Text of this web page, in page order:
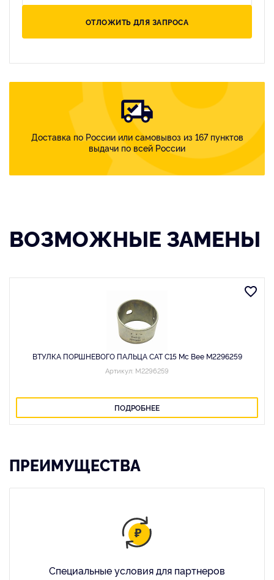
ОТЛОЖИТЬ ДЛЯ ЗАПРОСА
Доставка по России или самовывоз из 167 пунктов
выдачи по всей России
ВОЗМОЖНЫЕ ЗАМЕНЫ
ВТУЛКА ПОРШНЕВОГО ПАЛЬЦА CAT C15 Mc Bee M2296259
Артикул: M2296259
ПОДРОБНЕЕ
ПРЕИМУЩЕСТВА
Специальные условия для партнеров